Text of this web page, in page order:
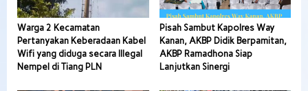
Warga 2 Kecamatan
Pertanyakan Keberadaan Kabel
Wifi yang diduga secara Illegal
Nempel di Tiang PLN
Pisah Sambut Kapolres Way
Kanan, AKBP Didik Berpamitan,
AKBP Ramadhona Siap
Lanjutkan Sinergi